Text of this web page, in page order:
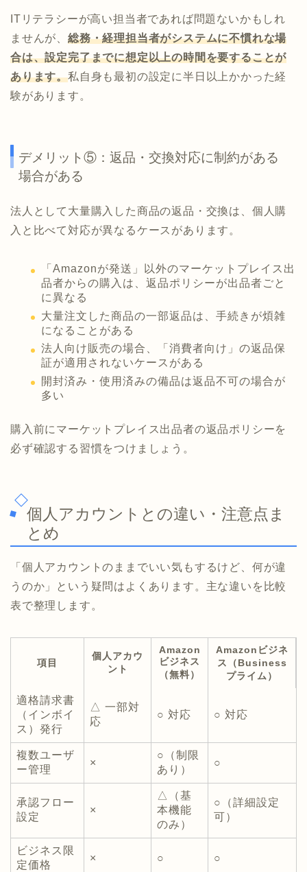
ITリテラシーが高い担当者であれば問題ないかもしれ
ませんが、 総務・経理担当者がシステムに不慣れな場
合は、設定完了までに想定以上の時間を要することが
あります。私自身も最初の設定に半日以上かかった経
験があります。
デメリット⑤：返品・交換対応に制約がある
場合がある
法人として大量購入した商品の返品・交換は、個人購
入と比べて対応が異なるケースがあります。
「Amazonが発送」以外のマーケットプレイス出
品者からの購入は、返品ポリシーが出品者ごと
に異なる
大量注文した商品の一部返品は、手続きが煩雑
になることがある
法人向け販売の場合、「消費者向け」の返品保
証が適用されないケースがある
開封済み・使用済みの備品は返品不可の場合が
多い
購入前にマーケットプレイス出品者の返品ポリシーを
必ず確認する習慣をつけましょう。
個人アカウントとの違い・注意点ま
とめ
「個人アカウントのままでいい気もするけど、何が違
うのか」という疑問はよくあります。主な違いを比較
表で整理します。
項目
個人アカウ
ント
Amazon
ビジネス
（無料）
Amazonビジネ
ス（Business
プライム）
適格請求書
（インボイ
ス）発行
△ 一部対
応
○ 対応 ○ 対応
複数ユーザ
ー管理
×
○（制限
あり）
○
承認フロー
設定
×
△（基
本機能
のみ）
○（詳細設定
可）
ビジネス限
定価格
× ○ ○